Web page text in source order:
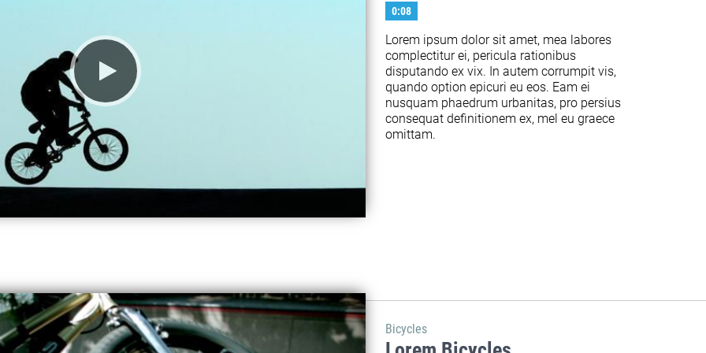
0:08
Lorem ipsum dolor sit amet, mea labores
complectitur ei, pericula rationibus
disputando ex vix. In autem corrumpit vis,
quando option epicuri eu eos. Eam ei
nusquam phaedrum urbanitas, pro persius
consequat definitionem ex, mel eu graece
omittam.
Bicycles